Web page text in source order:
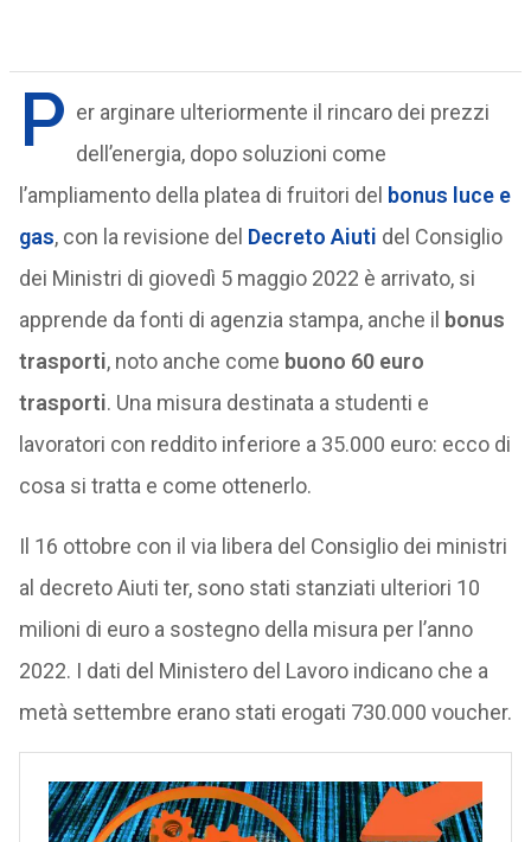
P er arginare ulteriormente il rincaro dei prezzi
dell’energia, dopo soluzioni come
l’ampliamento della platea di fruitori del bonus luce e
gas, con la revisione del Decreto Aiuti del Consiglio
dei Ministri di giovedì 5 maggio 2022 è arrivato, si
apprende da fonti di agenzia stampa, anche il bonus
trasporti, noto anche come buono 60 euro
trasporti. Una misura destinata a studenti e
lavoratori con reddito inferiore a 35.000 euro: ecco di
cosa si tratta e come ottenerlo.
Il 16 ottobre con il via libera del Consiglio dei ministri
al decreto Aiuti ter, sono stati stanziati ulteriori 10
milioni di euro a sostegno della misura per l’anno
2022. I dati del Ministero del Lavoro indicano che a
metà settembre erano stati erogati 730.000 voucher.